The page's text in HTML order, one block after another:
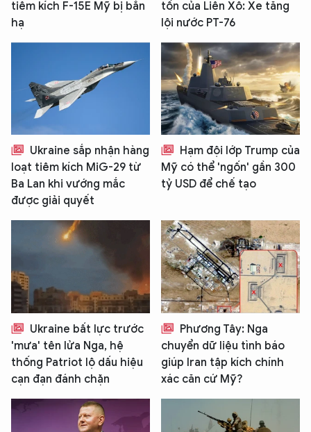
tiêm kích F-15E Mỹ bị bắn
hạ
tồn của Liên Xô: Xe tăng
lội nước PT-76
Ukraine sắp nhận hàng
loạt tiêm kích MiG-29 từ
Ba Lan khi vướng mắc
được giải quyết
Hạm đội lớp Trump của
Mỹ có thể 'ngốn' gần 300
tỷ USD để chế tạo
Ukraine bất lực trước
'mưa' tên lửa Nga, hệ
thống Patriot lộ dấu hiệu
cạn đạn đánh chặn
Phương Tây: Nga
chuyển dữ liệu tình báo
giúp Iran tập kích chính
xác căn cứ Mỹ?